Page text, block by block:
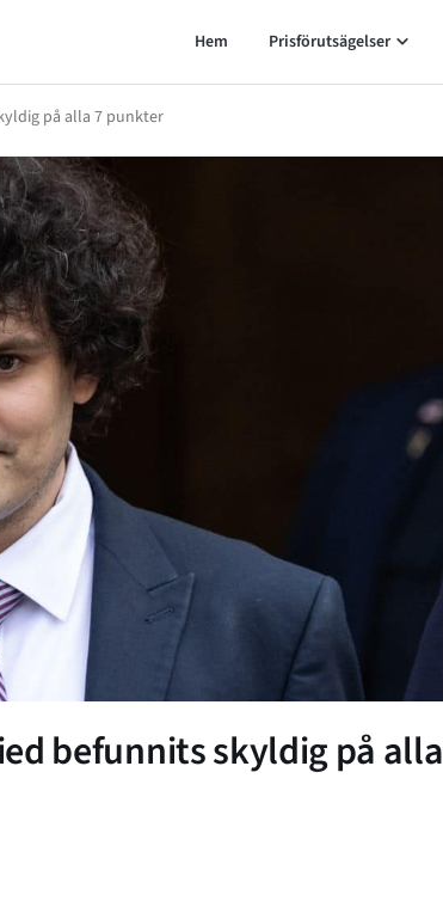
Hem Prisförutsägelser
på alla 7 punkter
befunnits skyldig på alla